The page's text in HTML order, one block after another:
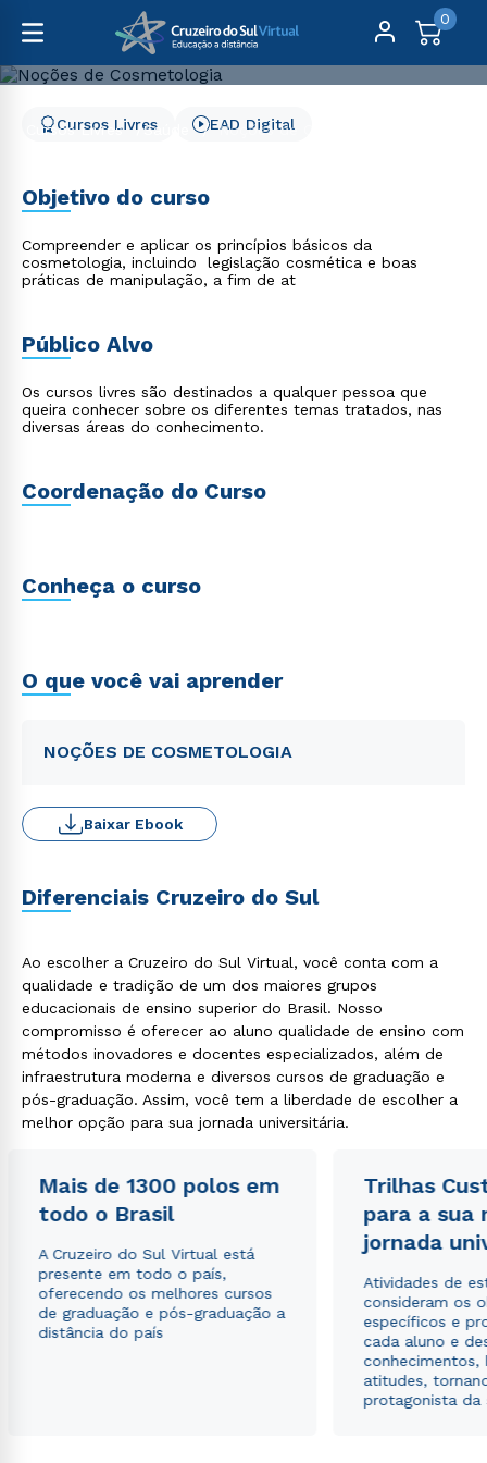
0
Cursos Livres Saúde Noções de Cosmetologia
Cursos Livres EAD Digital
Objetivo do curso
Compreender e aplicar os princípios básicos da
cosmetologia, incluindo legislação cosmética e boas
práticas de manipulação, a fim de at
Público Alvo
Os cursos livres são destinados a qualquer pessoa que
queira conhecer sobre os diferentes temas tratados, nas
diversas áreas do conhecimento.
Coordenação do Curso
Conheça o curso
O que você vai aprender
NOÇÕES DE COSMETOLOGIA
Baixar Ebook
Diferenciais Cruzeiro do Sul
Ao escolher a Cruzeiro do Sul Virtual, você conta com a
qualidade e tradição de um dos maiores grupos
educacionais de ensino superior do Brasil. Nosso
compromisso é oferecer ao aluno qualidade de ensino com
métodos inovadores e docentes especializados, além de
infraestrutura moderna e diversos cursos de graduação e
pós-graduação. Assim, você tem a liberdade de escolher a
melhor opção para sua jornada universitária.
Mais de 1300 polos em
todo o Brasil
A Cruzeiro do Sul Virtual está
presente em todo o país,
oferecendo os melhores cursos
de graduação e pós-graduação a
distância do país
Trilhas
para a sua
jornada
Atividades de
consideram os
específicos e
cada aluno e
conhecimentos,
atitudes,
protagonista da